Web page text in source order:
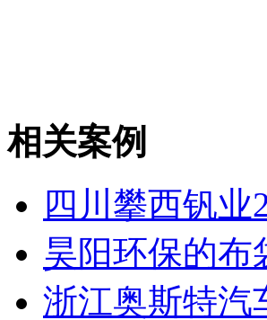
相关案例
四川攀西钒
昊阳环保的布
浙江奥斯特汽